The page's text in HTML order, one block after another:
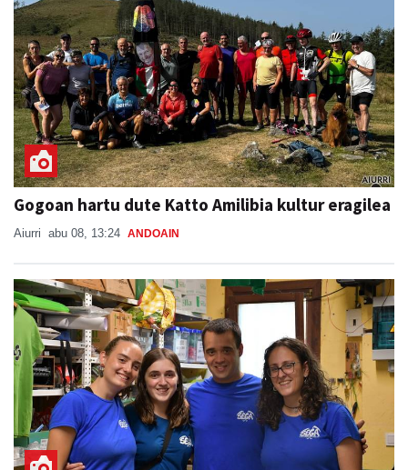
Gogoan hartu dute Katto Amilibia kultur eragilea
Aiurri abu 08, 13:24 ANDOAIN